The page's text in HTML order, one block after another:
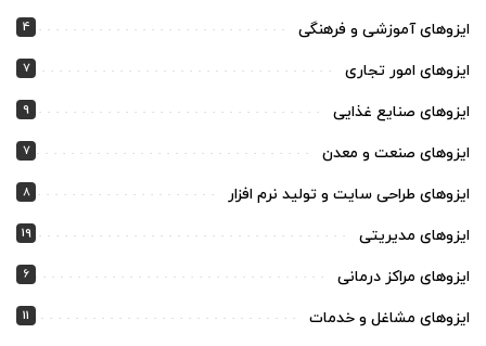
ایزوهای آموزشی و فرهنگی 4
ایزوهای امور تجاری 7
ایزوهای صنایع غذایی 9
ایزوهای صنعت و معدن 7
ایزوهای طراحی سایت و تولید نرم افزار 8
ایزوهای مدیریتی 19
ایزوهای مراکز درمانی 6
ایزوهای مشاغل و خدمات 11